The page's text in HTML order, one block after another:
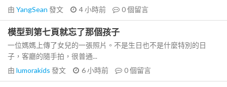
由 YangSean 發文 4 小時前 0個留言
模型到第七頁就忘了那個孩子
一位媽媽上傳了女兒的一張照片。不是生日也不是什麼特別的日
子，客廳的隨手拍，很普通...
由 lumorakids 發文 6 小時前 0個留言